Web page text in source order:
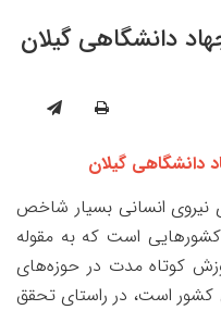
دانشگاهی گیلان
دانشگاهی گیلان
نیروی انسانی بسیار شاخص
است که به مقوله
کوتاه مدت در حوزه‌های
است، در راستای تحقق